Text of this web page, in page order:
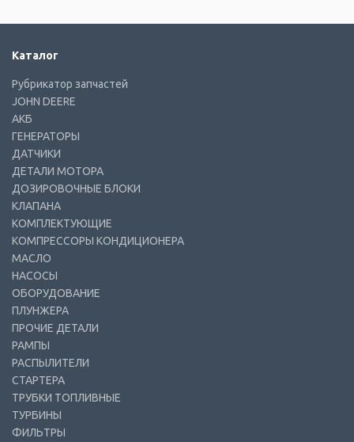
Каталог
Рубрикатор запчастей
JOHN DEERE
АКБ
ГЕНЕРАТОРЫ
ДАТЧИКИ
ДЕТАЛИ МОТОРА
ДОЗИРОВОЧНЫЕ БЛОКИ
КЛАПАНА
КОМПЛЕКТУЮЩИЕ
КОМПРЕССОРЫ КОНДИЦИОНЕРА
МАСЛО
НАСОСЫ
ОБОРУДОВАНИЕ
ПЛУНЖЕРА
ПРОЧИЕ ДЕТАЛИ
РАМПЫ
РАСПЫЛИТЕЛИ
СТАРТЕРА
ТРУБКИ ТОПЛИВНЫЕ
ТУРБИНЫ
ФИЛЬТРЫ